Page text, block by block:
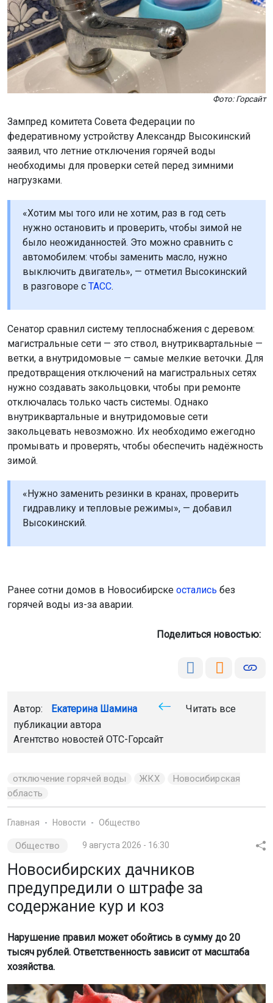
Фото: Горсайт
Зампред комитета Совета Федерации по
федеративному устройству Александр Высокинский
заявил, что летние отключения горячей воды
необходимы для проверки сетей перед зимними
нагрузками.
«Хотим мы того или не хотим, раз в год сеть
нужно остановить и проверить, чтобы зимой не
было неожиданностей. Это можно сравнить с
автомобилем: чтобы заменить масло, нужно
выключить двигатель», — отметил Высокинский
в разговоре с ТАСС.
Сенатор сравнил систему теплоснабжения с деревом:
магистральные сети — это ствол, внутриквартальные —
ветки, а внутридомовые — самые мелкие веточки. Для
предотвращения отключений на магистральных сетях
нужно создавать закольцовки, чтобы при ремонте
отключалась только часть системы. Однако
внутриквартальные и внутридомовые сети
закольцевать невозможно. Их необходимо ежегодно
промывать и проверять, чтобы обеспечить надёжность
зимой.
«Нужно заменить резинки в кранах, проверить
гидравлику и тепловые режимы», — добавил
Высокинский.
Ранее сотни домов в Новосибирске остались без
горячей воды из-за аварии.
Поделиться новостью:
Автор: Екатерина Шамина
Читать все
публикации автора
Агентство новостей ОТС-Горсайт
отключение горячей воды ЖКХ
Новосибирская
область
Главная Новости Общество
Общество 9 августа 2026 - 16:30
Новосибирских дачников
предупредили о штрафе за
содержание кур и коз
Нарушение правил может обойтись в сумму до 20
тысяч рублей. Ответственность зависит от масштаба
хозяйства.